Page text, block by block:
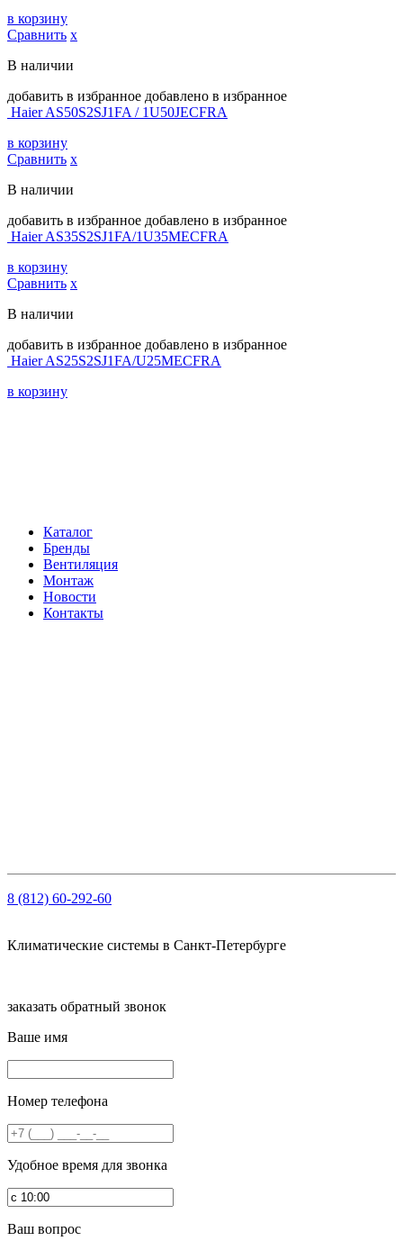
в корзину
Сравнить х
В наличии
добавить в избранное добавлено в избранное
Haier AS50S2SJ1FA / 1U50JECFRA
в корзину
Сравнить х
В наличии
добавить в избранное добавлено в избранное
Haier AS35S2SJ1FA/1U35MECFRA
в корзину
Сравнить х
В наличии
добавить в избранное добавлено в избранное
Haier AS25S2SJ1FA/U25MECFRA
в корзину
Каталог
Бренды
Вентиляция
Монтаж
Новости
Контакты
8 (812) 60-292-60
Климатические системы в Санкт-Петербурге
заказать обратный звонок
Ваше имя
Номер телефона
Удобное время для звонка
Ваш вопрос